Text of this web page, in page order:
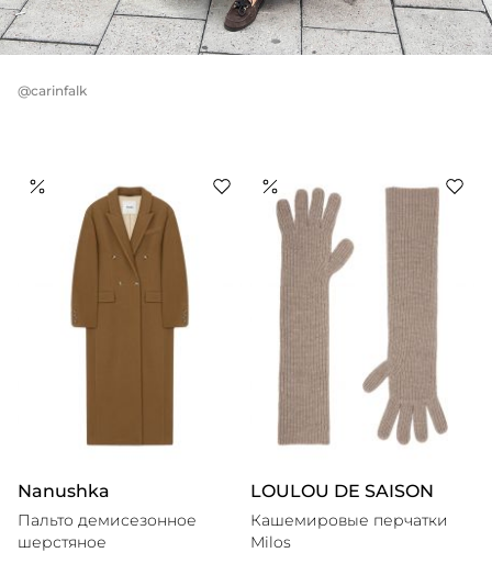
@carinfalk
Nanushka
Пальто демисезонное
шерстяное
LOULOU DE SAISON
Кашемировые перчатки
Milos